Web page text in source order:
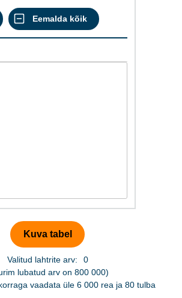
Valitud lahtrite arv:
0
lubatud arv on 800 000)
vaadata üle 6 000 rea ja 80 tulba